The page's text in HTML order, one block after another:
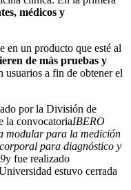
médicos y
en un producto que esté al
de más pruebas y
usuarios a fin de obtener el
por la División de
la convocatoriaIBERO
modular para la medición
para diagnóstico y
y fue realizado
estuvo cerrada